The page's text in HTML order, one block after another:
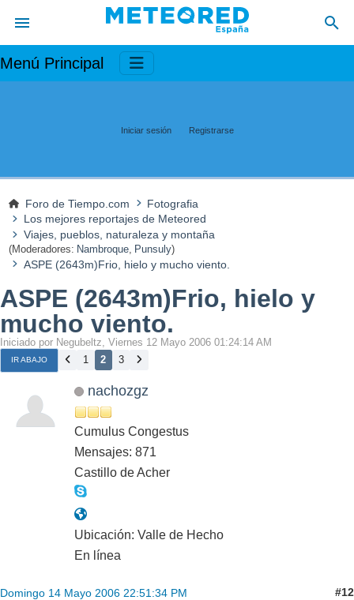
Menú Principal
Iniciar sesión Registrarse
Foro de Tiempo.com
Fotografia
Los mejores reportajes de Meteored
Viajes, pueblos, naturaleza y montaña
(Moderadores: Nambroque, Punsuly)
ASPE (2643m)Frio, hielo y mucho viento.
ASPE (2643m)Frio, hielo y
mucho viento.
Iniciado por Negubeltz, Viernes 12 Mayo 2006 01:24:14 AM
IR ABAJO 1 2 3
nachozgz
Cumulus Congestus
Mensajes: 871
Castillo de Acher
Ubicación: Valle de Hecho
En línea
Domingo 14 Mayo 2006 22:51:34 PM #12